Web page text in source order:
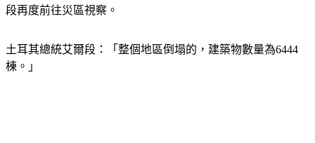
段再度前往災區視察。
土耳其總統艾爾段：「整個地區倒塌的，建築物數量為6444
棟。」